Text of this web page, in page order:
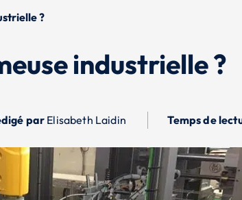
?
industrielle ?
par Elisabeth Laidin Temps de